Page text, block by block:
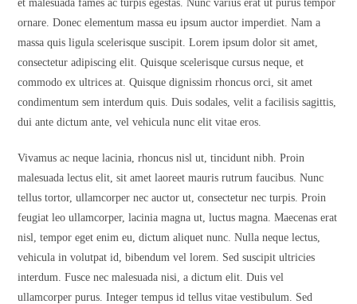
et malesuada fames ac turpis egestas. Nunc varius erat ut purus tempor
ornare. Donec elementum massa eu ipsum auctor imperdiet. Nam a
massa quis ligula scelerisque suscipit. Lorem ipsum dolor sit amet,
consectetur adipiscing elit. Quisque scelerisque cursus neque, et
commodo ex ultrices at. Quisque dignissim rhoncus orci, sit amet
condimentum sem interdum quis. Duis sodales, velit a facilisis sagittis,
dui ante dictum ante, vel vehicula nunc elit vitae eros.
Vivamus ac neque lacinia, rhoncus nisl ut, tincidunt nibh. Proin
malesuada lectus elit, sit amet laoreet mauris rutrum faucibus. Nunc
tellus tortor, ullamcorper nec auctor ut, consectetur nec turpis. Proin
feugiat leo ullamcorper, lacinia magna ut, luctus magna. Maecenas erat
nisl, tempor eget enim eu, dictum aliquet nunc. Nulla neque lectus,
vehicula in volutpat id, bibendum vel lorem. Sed suscipit ultricies
interdum. Fusce nec malesuada nisi, a dictum elit. Duis vel
ullamcorper purus. Integer tempus id tellus vitae vestibulum. Sed